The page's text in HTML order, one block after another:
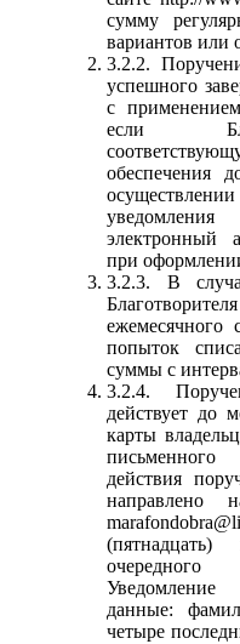
сумму
вариантов или
3.2.2.
успешного
с
если
обеспечения
электронный
при
3.2.3. В
ежемесячного
попыток
суммы с
3.2.4.
действует до
карты
действия
направлено
очередного
данные:
четыре